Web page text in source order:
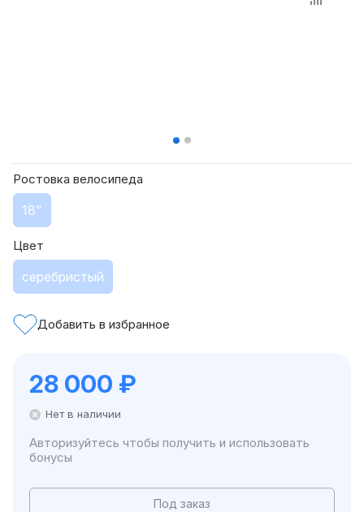
Ростовка велосипеда
18"
Цвет
серебристый
Добавить в избранное
28 000 ₽
Нет в наличии
Авторизуйтесь чтобы получить и использовать
бонусы
Под заказ